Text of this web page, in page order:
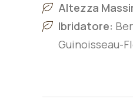
Altezza
Ibridatore:
Guinoisseau-